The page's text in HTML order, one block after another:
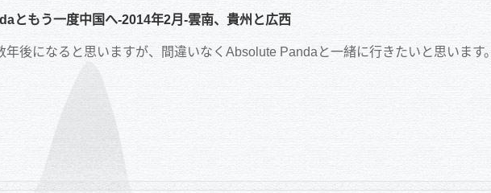
ともう一度中国へ-2014年2月-雲南、貴州と広西
年後になると思いますが、間違いなくAbsolute Pandaと一緒に行きたいと思います。